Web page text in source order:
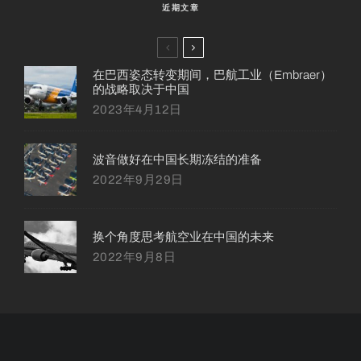
近期文章
在巴西姿态转变期间，巴航工业（Embraer）
的战略取决于中国
2023年4月12日
波音做好在中国长期冻结的准备
2022年9月29日
换个角度思考航空业在中国的未来
2022年9月8日